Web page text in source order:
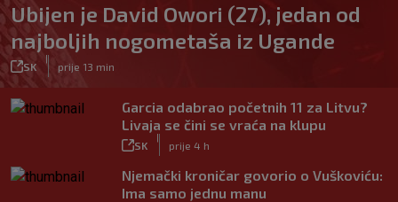
Ubijen je David Owori (27), jedan od
najboljih nogometaša iz Ugande
SK prije 13 min
Garcia odabrao početnih 11 za Litvu?
Livaja se čini se vraća na klupu
SK prije 4 h
Njemački kroničar govorio o Vuškoviću:
Ima samo jednu manu